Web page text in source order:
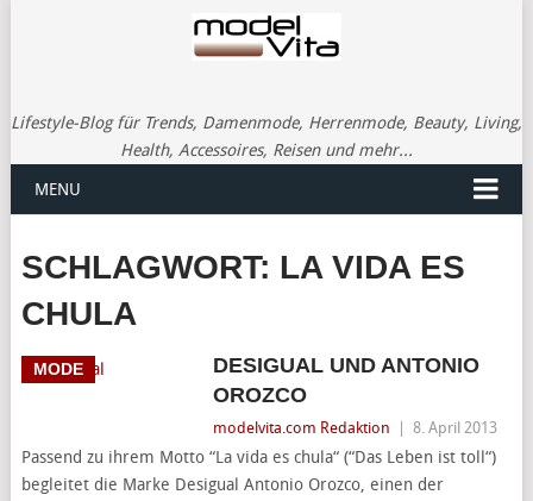
Lifestyle-Blog für Trends, Damenmode, Herrenmode, Beauty, Living,
Health, Accessoires, Reisen und mehr...
MENU
SCHLAGWORT: LA VIDA ES
CHULA
MODE
DESIGUAL UND ANTONIO
OROZCO
modelvita.com Redaktion 8. April 2013
Passend zu ihrem Motto “La vida es chula“ (“Das Leben ist toll“)
begleitet die Marke Desigual Antonio Orozco, einen der